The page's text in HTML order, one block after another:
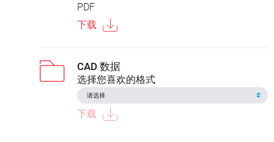
PDF
下载
CAD 数据
选择您喜欢的格式
下载